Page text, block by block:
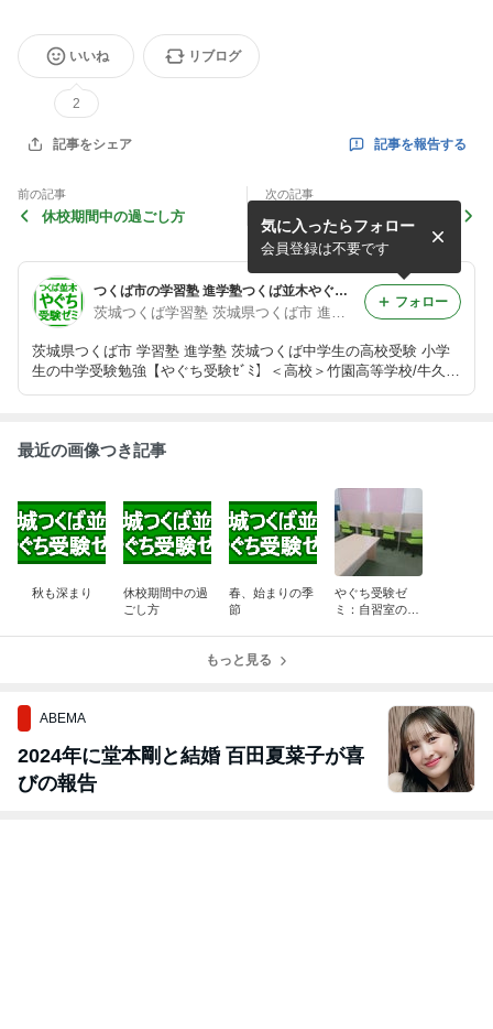
いいね
2
リブログ
記事をシェア 記事を報告する
前の記事
休校期間中の過ごし方
次の記事
春、始まりの季節
つくば市の学習塾 進学塾つくば並木やぐち受験ゼミ 佐藤
茨城県つくば市 学習塾 進学塾 茨城つくば中学生の高校受験 小学
生の中学受験勉強【やぐち受験ｾﾞﾐ】＜高校＞竹園高等学校/牛久栄
進高等学校/土浦第一高等学校/土浦第二高等学校＜中学校＞並木中
気に入ったらフォロー
会員登録は不要です
フォロー
最近の画像つき記事
秋も深まり
休校期間中の過
ごし方
春、始まりの季
節
やぐち受験ゼ
ミ：自習室のご
もっと見る
ABEMA
2024年に堂本剛と結婚 百田夏菜子が喜
びの報告